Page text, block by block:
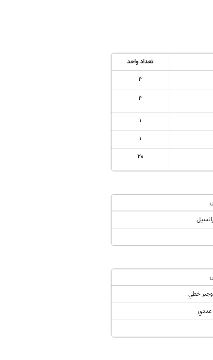
تعداد واحد
3
3
1
1
20
وجبر خطي
عددي